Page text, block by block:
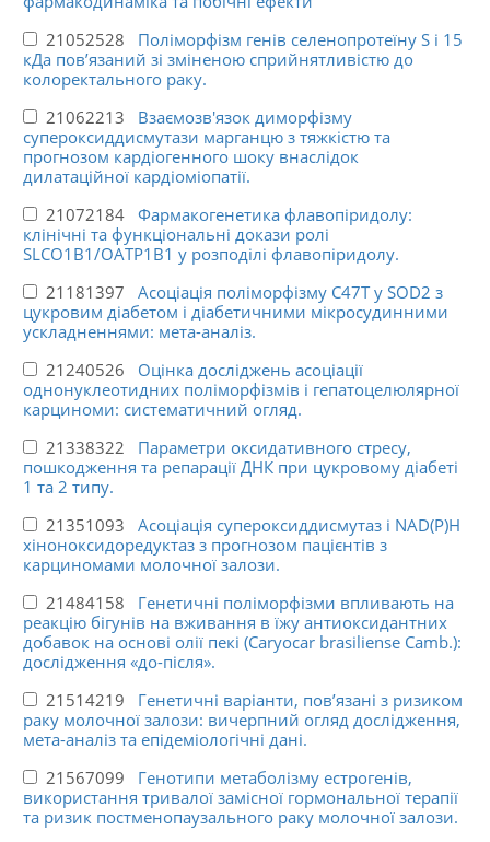
21052528 Поліморфізм генів селенопротеїну S і 15
кДа пов’язаний зі зміненою сприйнятливістю до
колоректального раку.
21062213 Взаємозв'язок диморфізму
супероксиддисмутази марганцю з тяжкістю та
прогнозом кардіогенного шоку внаслідок
дилатаційної кардіоміопатії.
21072184 Фармакогенетика флавопіридолу:
клінічні та функціональні докази ролі
SLCO1B1/OATP1B1 у розподілі флавопіридолу.
21181397 Асоціація поліморфізму C47T у SOD2 з
цукровим діабетом і діабетичними мікросудинними
ускладненнями: мета-аналіз.
21240526 Оцінка досліджень асоціації
однонуклеотидних поліморфізмів і гепатоцелюлярної
карциноми: систематичний огляд.
21338322 Параметри оксидативного стресу,
пошкодження та репарації ДНК при цукровому діабеті
1 та 2 типу.
21351093 Асоціація супероксиддисмутаз і NAD(P)H
хіноноксидоредуктаз з прогнозом пацієнтів з
карциномами молочної залози.
21484158 Генетичні поліморфізми впливають на
реакцію бігунів на вживання в їжу антиоксидантних
добавок на основі олії пекі (Caryocar brasiliense Camb.):
дослідження «до-після».
21514219 Генетичні варіанти, пов’язані з ризиком
раку молочної залози: вичерпний огляд дослідження,
мета-аналіз та епідеміологічні дані.
21567099 Генотипи метаболізму естрогенів,
використання тривалої замісної гормональної терапії
та ризик постменопаузального раку молочної залози.